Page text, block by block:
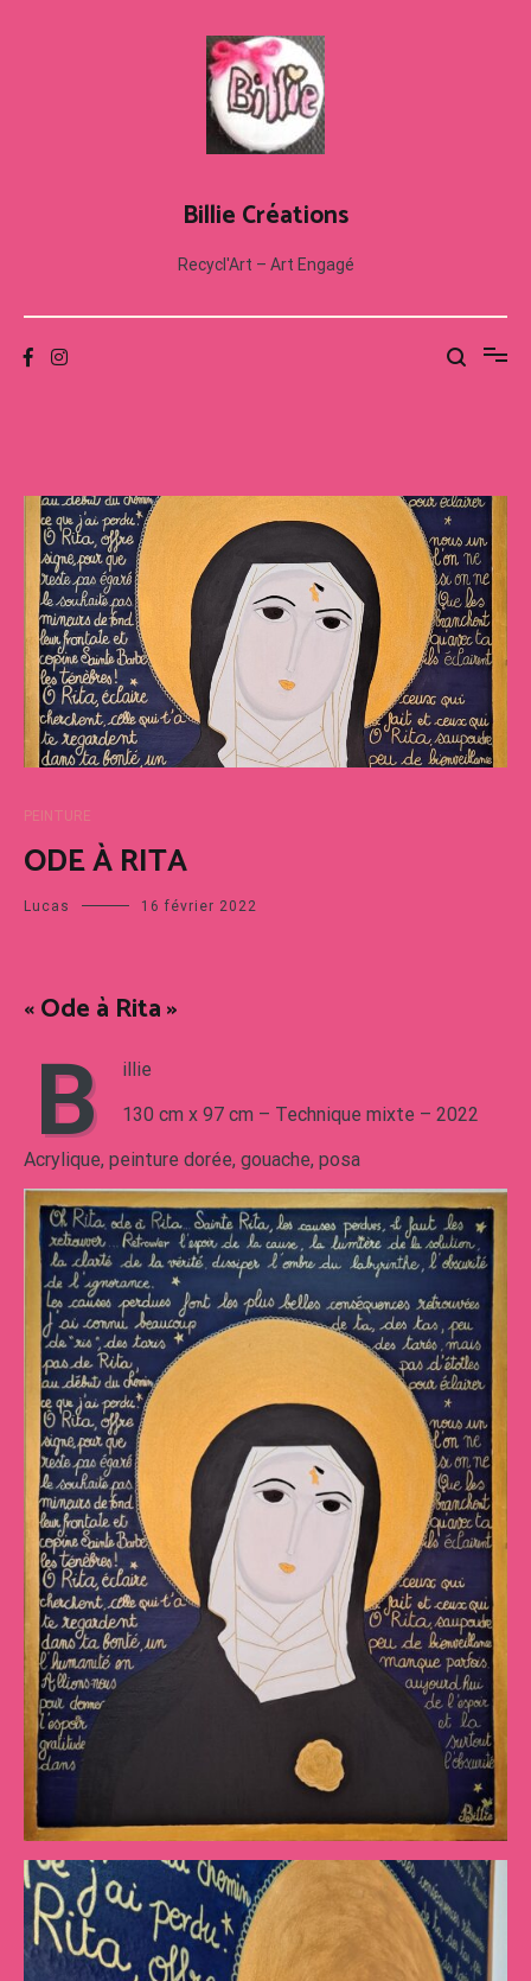
Billie Créations
Recycl'Art – Art Engagé
PEINTURE
ODE À RITA
Lucas 16 février 2022
« Ode à Rita »
B
illie
130 cm x 97 cm – Technique mixte – 2022
Acrylique, peinture dorée, gouache, posa